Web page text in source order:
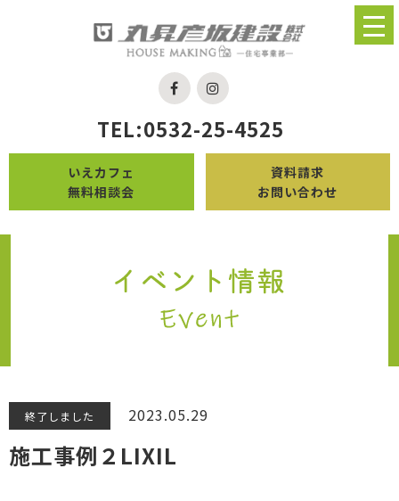
TEL:0532-25-4525
いえカフェ
無料相談会
資料請求
お問い合わせ
終了しました 2023.05.29
施工事例２LIXIL